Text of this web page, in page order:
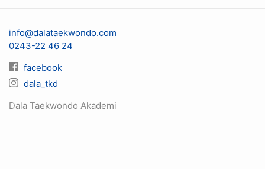
info@dalataekwondo.com
0243-22 46 24
facebook
dala_tkd
Dala Taekwondo Akademi